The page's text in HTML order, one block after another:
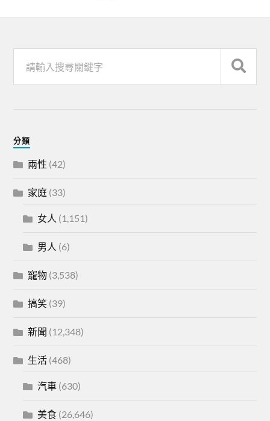
分類
兩性 (42)
家庭 (33)
女人 (1,151)
男人 (6)
寵物 (3,538)
搞笑 (39)
新聞 (12,348)
生活 (468)
汽車 (630)
美食 (26,646)